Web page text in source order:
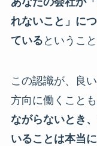
れないこと」に
ている ということ
この認識が、良
方向に働くこと
ながらないとき
いることは本当